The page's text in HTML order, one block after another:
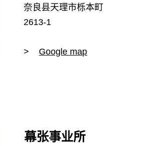
奈良县天理市栎本町
2613-1
> Google map
幕张事业所